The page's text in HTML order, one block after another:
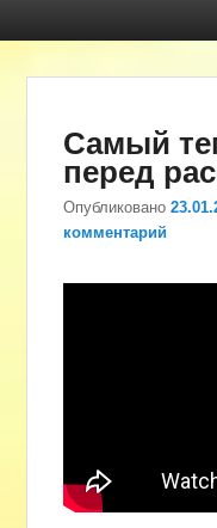
Самый
перед
Опубликовано
комментарий